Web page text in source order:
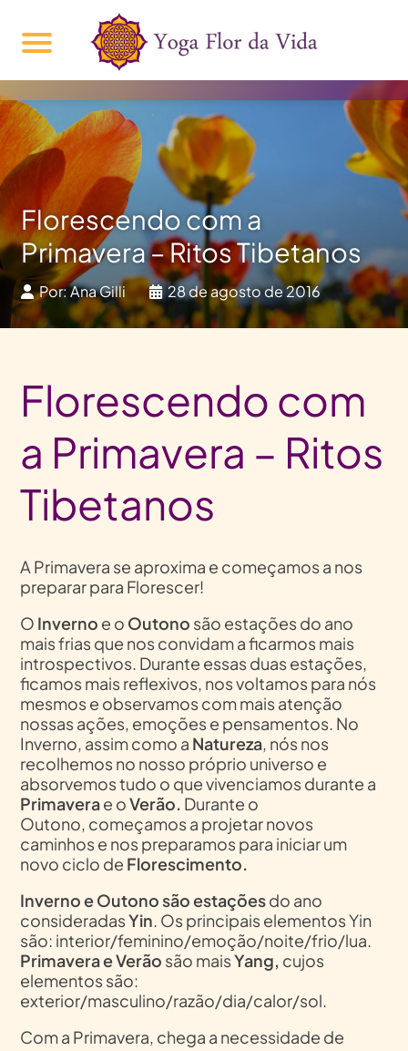
Florescendo com a
Primavera – Ritos Tibetanos
Por: Ana Gilli 28 de agosto de 2016
Florescendo com
a Primavera – Ritos
Tibetanos
A Primavera se aproxima e começamos a nos
preparar para Florescer!
O Inverno e o Outono são estações do ano
mais frias que nos convidam a ficarmos mais
introspectivos. Durante essas duas estações,
ficamos mais reflexivos, nos voltamos para nós
mesmos e observamos com mais atenção
nossas ações, emoções e pensamentos. No
Inverno, assim como a Natureza, nós nos
recolhemos no nosso próprio universo e
absorvemos tudo o que vivenciamos durante a
Primaverae oVerão. Durante o
Outono, começamos a projetar novos
caminhos e nos preparamos para iniciar um
novo ciclo de Florescimento.
Inverno e Outono são estaçõesdo ano
consideradasYin. Os principais elementos Yin
são: interior/feminino/emoção/noite/frio/lua.
Primavera e Verão são maisYang, cujos
elementos são:
exterior/masculino/razão/dia/calor/sol.
Com a Primavera, chega a necessidade de